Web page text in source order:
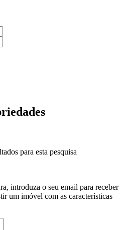
para esta pesquisa
introduza o seu email para receber
um imóvel com as características